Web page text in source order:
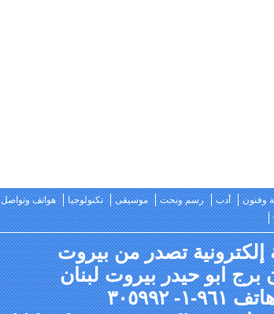
وفنون أدب رسم ونحت موسيقى تكنولوجيا هواتف وتواصل
تصدر من بيروت
برج ابو حيدر بيروت لبنان
٩٦١-١- ٣٠٥٩٩٢